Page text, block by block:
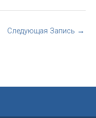
Следующая Запись →